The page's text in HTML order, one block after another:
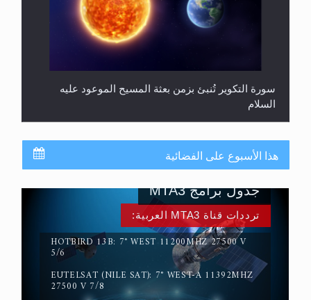
سورة التكوير تُنبئ بزمن بعثة المسيح الموعود عليه
السلام
حقيقة المسيح الدجال
هذا الأسبوع على الفضائية
ترددات قناة MTA3 العربية:
HOTBIRD 13B: 7° WEST 11200MHZ 27500 V
5/6
EUTELSAT (NILE SAT): 7° WEST-A 11392MHZ
27500 V 7/8
جدول برامج MTA3